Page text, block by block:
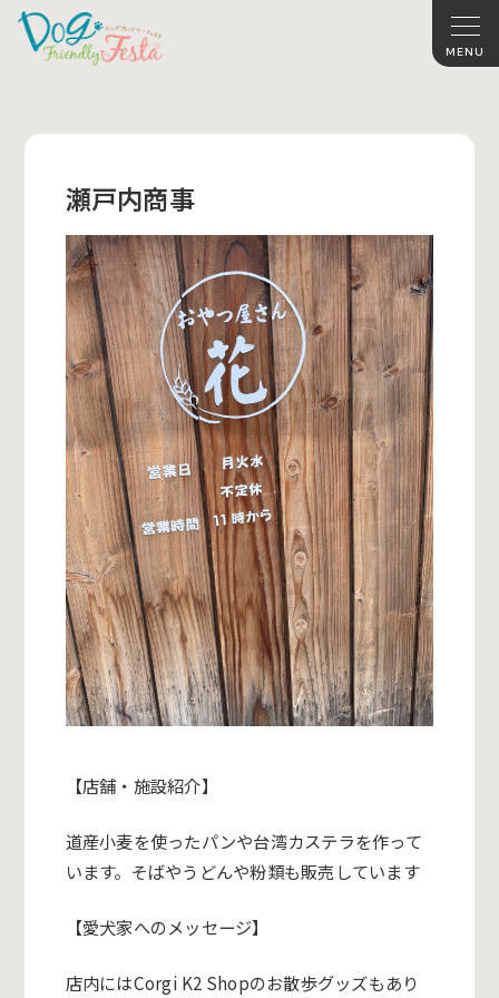
瀬戸内商事
【店舗・施設紹介】
道産小麦を使ったパンや台湾カステラを作って
います。そばやうどんや粉類も販売しています
【愛犬家へのメッセージ】
店内にはCorgi K2 Shopのお散歩グッズもあり